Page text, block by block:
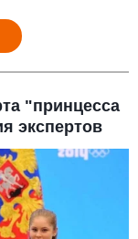
"принцесса
экспертов